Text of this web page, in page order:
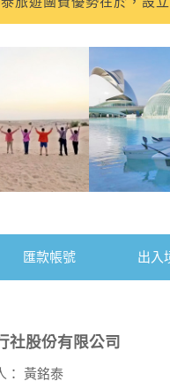
參加5/3-5/12的土耳其
泰的🇷🇺俄羅斯10天行程
雜症，希望未來能再跟小
一次參加友泰旅行的土耳
泰旅行社的行程CP值超
謝領隊 小嵐 的細心與專業
次去土耳其10天7夜的團
6/17參加西班牙🇪🇸11
）超棒！
3/18～3/27的奧捷斯匈
匯款帳號 出入
社股份有限公司
： 黃銘泰